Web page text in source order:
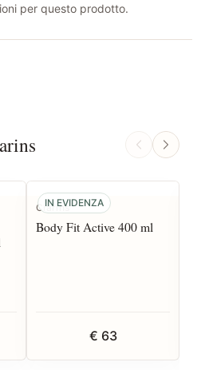
per questo prodotto.
IN EVIDENZA
Clarins
Body Fit Active 400 ml
€ 63